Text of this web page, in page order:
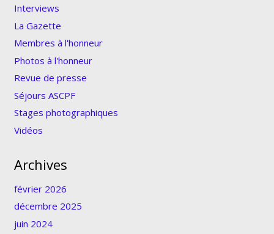
Interviews
La Gazette
Membres à l'honneur
Photos à l'honneur
Revue de presse
Séjours ASCPF
Stages photographiques
Vidéos
Archives
février 2026
décembre 2025
juin 2024